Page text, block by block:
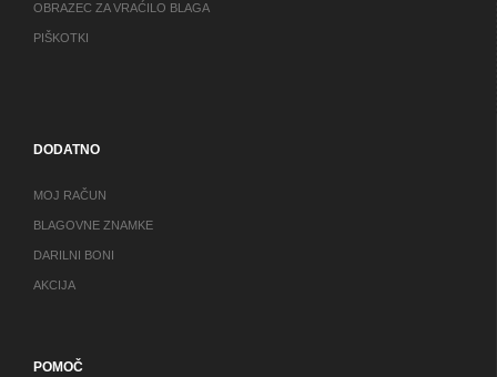
OBRAZEC ZA VRAĆILO BLAGA
PIŠKOTKI
DODATNO
MOJ RAČUN
BLAGOVNE ZNAMKE
DARILNI BONI
AKCIJA
POMOČ